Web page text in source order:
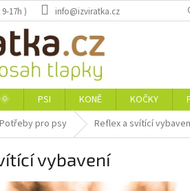
17h ) info@izviratka.cz
PSI KONĚ KOČKY
Potřeby pro psy Reflex a svítící
vybavení